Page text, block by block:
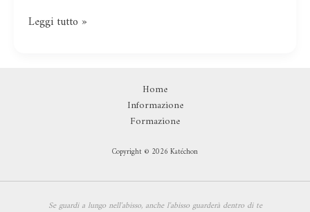
e
Leggi tutto »
Home
Informazione
Formazione
Copyright © 2026 Katéchon
Se guardi a lungo nell'abisso, anche l'abisso guarderà dentro di te